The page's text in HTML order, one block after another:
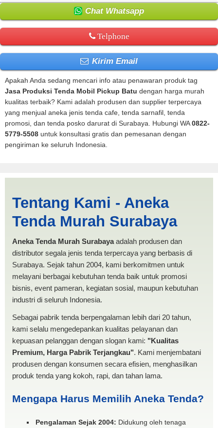
Chat Whatsapp
Telphone
Kirim Email
Apakah Anda sedang mencari info atau penawaran produk tag
Jasa Produksi Tenda Mobil Pickup Batu dengan harga murah
kualitas terbaik? Kami adalah produsen dan supplier terpercaya
yang menjual aneka jenis tenda cafe, tenda sarnafil, tenda
promosi, dan tenda posko darurat di Surabaya. Hubungi WA0822-
5779-5508 untuk konsultasi gratis dan pemesanan dengan
pengiriman ke seluruh Indonesia.
Pickup Batu | PRODUKSI
ANEKA TENDA MURAH
Tentang Kami - Aneka
Tenda Murah Surabaya
Aneka Tenda Murah Surabayaadalah produsen dan
distributor segala jenis tenda terpercaya yang berbasis di
Surabaya. Sejak tahun 2004, kami berkomitmen untuk
melayani berbagai kebutuhan tenda baik untuk promosi
bisnis, event pameran, kegiatan sosial, maupun kebutuhan
industri di seluruh Indonesia.
Sebagai pabrik tenda berpengalaman lebih dari 20 tahun,
kami selalu mengedepankan kualitas pelayanan dan
kepuasan pelanggan dengan slogan kami: "Kualitas
Premium, Harga Pabrik Terjangkau". Kami menjembatani
produsen dengan konsumen secara efisien, menghasilkan
produk tenda yang kokoh, rapi, dan tahan lama.
Mengapa Harus Memilih Aneka Tenda?
Pengalaman Sejak 2004: Didukung oleh tenaga